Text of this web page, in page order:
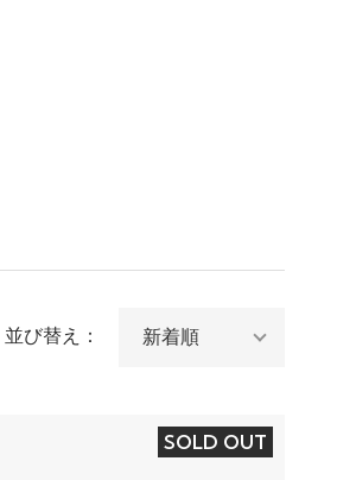
並び替え：
SOLD OUT